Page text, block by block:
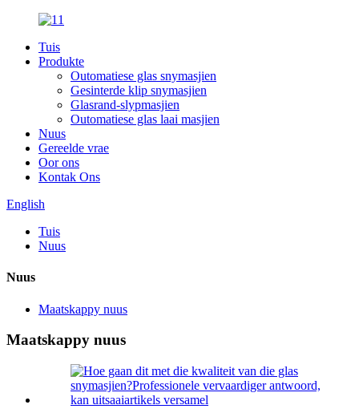
Tuis
Produkte
Outomatiese glas snymasjien
Gesinterde klip snymasjien
Glasrand-slypmasjien
Outomatiese glas laai masjien
Nuus
Gereelde vrae
Oor ons
Kontak Ons
English
Tuis
Nuus
Nuus
Maatskappy nuus
Maatskappy nuus